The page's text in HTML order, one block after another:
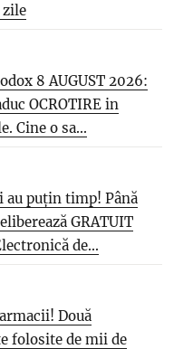
zile
8 AUGUST 2026:
OCROTIRE in
Cine o sa...
au puțin timp! Până
GRATUIT
de...
Două
folosite de mii de